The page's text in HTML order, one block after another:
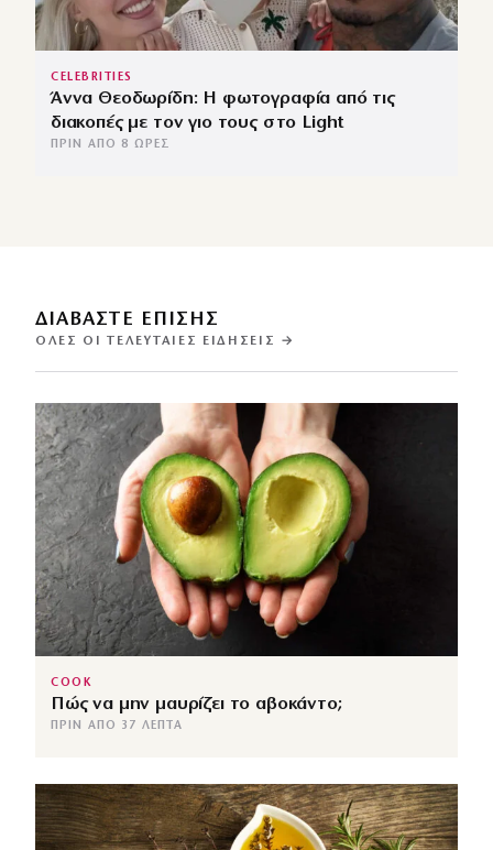
CELEBRITIES
Άννα Θεοδωρίδη: Η φωτογραφία από τις
διακοπές με τον γιο τους στο Light
ΠΡΙΝ ΑΠΌ 8 ΏΡΕΣ
ΔΙΑΒΑΣΤΕ ΕΠΙΣΗΣ
ΌΛΕΣ ΟΙ ΤΕΛΕΥΤΑΊΕΣ ΕΙΔΉΣΕΙΣ →
COOK
Πώς να μην μαυρίζει το αβοκάντο;
ΠΡΙΝ ΑΠΌ 37 ΛΕΠΤΆ